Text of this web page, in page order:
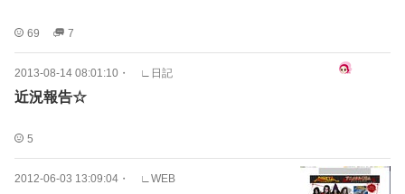
69 7
2013-08-14 08:01:10 ・ ∟日記
近況報告☆
5
2012-06-03 13:09:04 ・ ∟WEB